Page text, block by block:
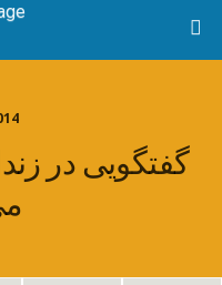
گفتگویی در